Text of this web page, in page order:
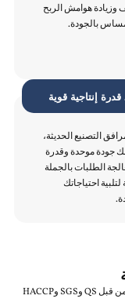
وزيادة هوامش الربح
بالجودة.
التصنيع الحديثة،
جودة موحدة وقدرة
الطلبات بالجملة
احتياجاتك
شركة Lebei هي شركة تغليف مرنة موثوق بها ومعتمدة من قبل QS وSGS وHACCP